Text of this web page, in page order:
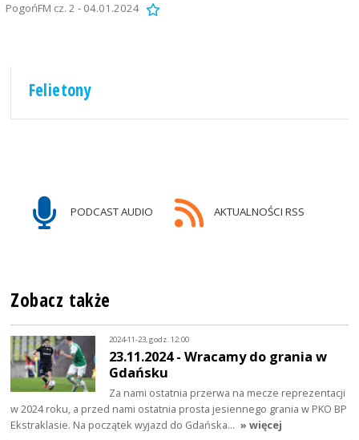
PogońFM cz. 2 - 04.01.2024
Felietony
PODCAST AUDIO AKTUALNOŚCI RSS
Zobacz także
2024-11-23, godz. 12:00
23.11.2024 - Wracamy do grania w
Gdańsku
Za nami ostatnia przerwa na mecze reprezentacji
w 2024 roku, a przed nami ostatnia prosta jesiennego grania w PKO BP
Ekstraklasie. Na początek wyjazd do Gdańska… » więcej